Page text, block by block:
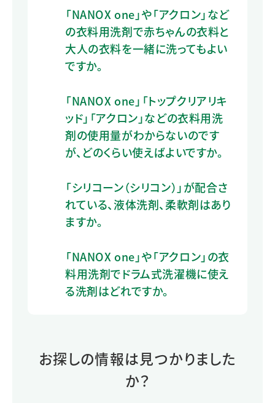
「NANOX one」や「アクロン」など
の衣料用洗剤で赤ちゃんの衣料と
大人の衣料を一緒に洗ってもよい
ですか。
「NANOX one」「トップクリアリキ
ッド」「アクロン」などの衣料用洗
剤の使用量がわからないのです
が、どのくらい使えばよいですか。
「シリコーン（シリコン）」が配合さ
れている、液体洗剤、柔軟剤はあり
ますか。
「NANOX one」や「アクロン」の衣
料用洗剤でドラム式洗濯機に使え
る洗剤はどれですか。
お探しの情報は見つかりました
か？